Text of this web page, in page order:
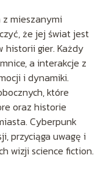
z mieszanymi
że jej świat jest
historii gier. Każdy
a interakcje z
i dynamiki.
które
oraz historie
Cyberpunk
przyciąga uwagę i
wizji science fiction.